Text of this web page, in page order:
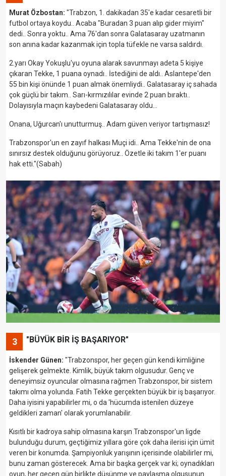
Murat Özbostan: "Trabzon, 1. dakikadan 35'e kadar cesaretli bir
futbol ortaya koydu.. Acaba "Buradan 3 puan alıp gider miyim"
dedi.. Sonra yoktu.. Ama 76'dan sonra Galatasaray uzatmanın
son anına kadar kazanmak için topla tüfekle ne varsa saldırdı.
2.yarı Okay Yokuşlu'yu oyuna alarak savunmayı adeta 5 kişiye
çıkaran Tekke, 1 puana oynadı.. İstediğini de aldı.. Aslantepe'den
55 bin kişi önünde 1 puan almak önemliydi.. Galatasaray iç sahada
çok güçlü bir takım.. Sarı-kırmızılılar evinde 2 puan bıraktı..
Dolayısıyla maçın kaybedeni Galatasaray oldu...
Onana, Uğurcan'ı unutturmuş.. Adam güven veriyor tartışmasız!
Trabzonspor'un en zayıf halkası Muçi idi.. Ama Tekke'nin de ona
sınırsız destek olduğunu görüyoruz.. Özetle iki takım 1'er puanı
hak etti."(Sabah)
3 "BÜYÜK BİR İŞ BAŞARIYOR"
İskender Günen: "Trabzonspor, her geçen gün kendi kimliğine
gelişerek gelmekte. Kimlik, büyük takım olgusudur. Genç ve
deneyimsiz oyuncular olmasına rağmen Trabzonspor, bir sistem
takımı olma yolunda. Fatih Tekke gerçekten büyük bir iş başarıyor.
Daha iyisini yapabilirler mi, o da 'hücumda istenilen düzeye
geldikleri zaman' olarak yorumlanabilir.
Kısıtlı bir kadroya sahip olmasına karşın Trabzonspor'un ligde
bulunduğu durum, geçtiğimiz yıllara göre çok daha ilerisi için ümit
veren bir konumda. Şampiyonluk yarışının içerisinde olabilirler mi,
bunu zaman gösterecek. Ama bir başka gerçek var ki; oynadıkları
oyun, her geçen gün birlikte düşünme ve paylaşma olgusunun